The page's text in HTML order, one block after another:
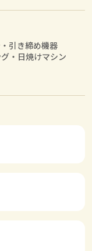
引き締め機器
・日焼けマシン